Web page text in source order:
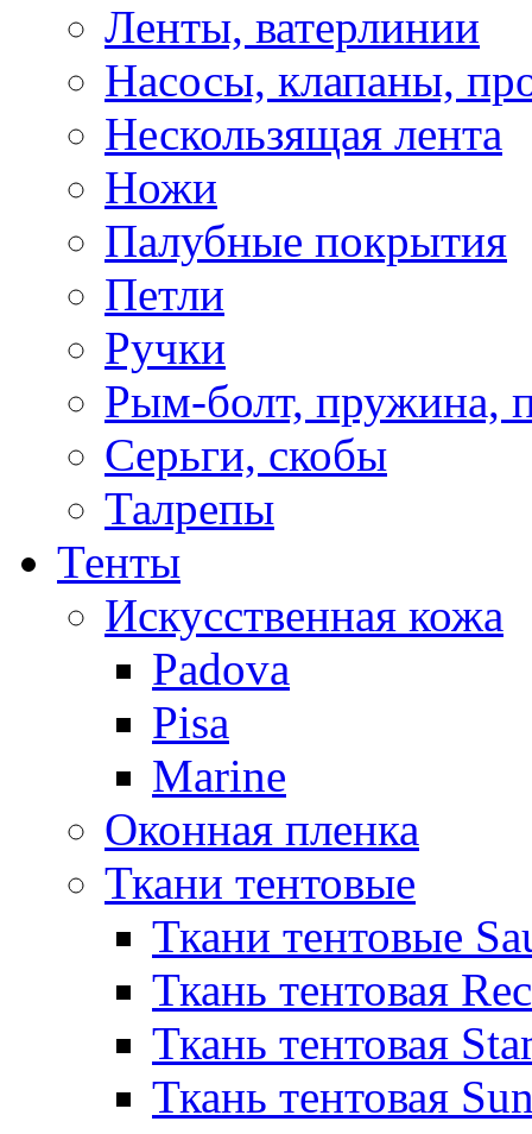
Ленты, ватерлинии
Насосы, клапаны,
Нескользящая лента
Ножи
Палубные покрытия
Петли
Ручки
Рым-болт, пружина,
Серьги, скобы
Талрепы
Тенты
Искусственная кожа
Padova
Pisa
Marine
Оконная пленка
Ткани тентовые
Ткани тентовые
Ткань тентовая
Ткань тентовая
Ткань тентовая